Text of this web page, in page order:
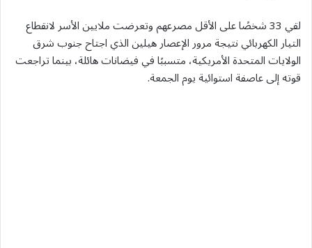
لقي 33 شخصًا على الأقل مصرعهم وتعرضت ملايين الأسر لانقطاع
التيار الكهربائي نتيجة مرور الإعصار هيلين الذي اجتاح جنوب شرق
الولايات المتحدة الأمريكية، متسببًا في فيضانات هائلة، بينما تراجعت
قوته إلى عاصفة استوائية يوم الجمعة.